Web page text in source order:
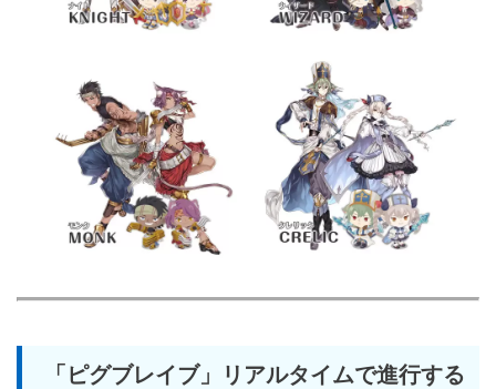
「ピグブレイブ」リアルタイムで進行する